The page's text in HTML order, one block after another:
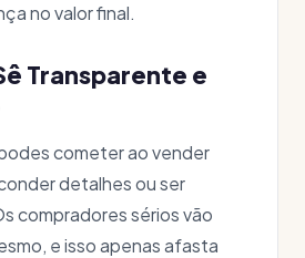
no valor final.
Transparente e
cometer ao vender
detalhes ou ser
compradores sérios vão
e isso apenas afasta